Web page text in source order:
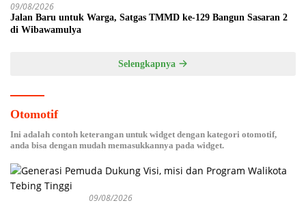
09/08/2026
Jalan Baru untuk Warga, Satgas TMMD ke-129 Bangun Sasaran 2
di Wibawamulya
Selengkapnya
Otomotif
Ini adalah contoh keterangan untuk widget dengan kategori otomotif,
anda bisa dengan mudah memasukkannya pada widget.
09/08/2026